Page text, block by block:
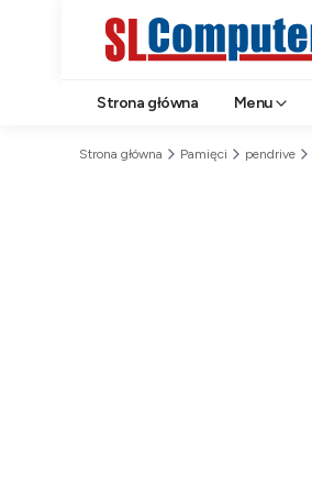
Strona główna Menu
Strona główna Pamięci pendrive